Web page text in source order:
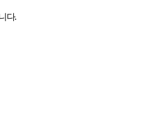
다.